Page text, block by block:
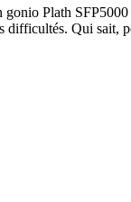
Plath
difficultés. Qui sait,